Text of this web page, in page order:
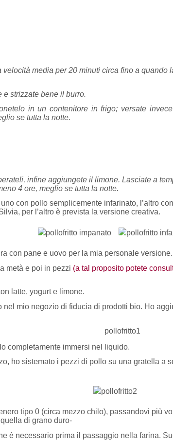
media per 20 minuti circa fino a
strizzate bene il burro.
in un contenitore in frigo; versate
se tutta la notte.
infine aggiungete il limone. Lasciate a
4 ore, meglio se tutta la notte.
con pollo semplicemente infarinato, l’altro
per l’altro è prevista la versione creativa.
con pane e uovo per la mia personale versione.
metà e poi in pezzi (a tal proposito potete
latte, yogurt e limone.
mio negozio di fiducia di prodotti bio. Ho
completamente immersi nel liquido.
ho sistemato i pezzi di pollo su una gratella a
tipo 0 (circa mezzo chilo), passandovi più
di grano duro-
è necessario prima il passaggio nella farina.